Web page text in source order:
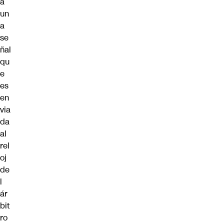
un
a
se
ñal
qu
e
es
en
via
da
al
rel
oj
de
l
ár
bit
ro